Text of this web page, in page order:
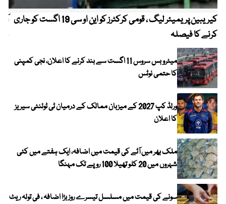
کیریبین پریمیئر لیگ ، قومی کرکٹرز کو این او سی 19 اگست کو جاری
کرنے کا فیصلہ
میٹرو بس سروس 11 اگست سے بند کرنے کا اعلان، نجی کمپنی
کا حتمی نوٹس
ورلڈ کپ 2027 کے میزبان ممالک کے درمیان ٹی ٹوئنٹی سیریز
کا اعلان
ملک بھر میں آٹے کی قیمت میں اضافہ، ایک ہفتے میں کئی
شہروں میں 20 کلو تھیلا 100 روپے تک مہنگا
سونے کی قیمت میں مسلسل تیسرے روز بڑا اضافہ ، فی تولہ ریٹ